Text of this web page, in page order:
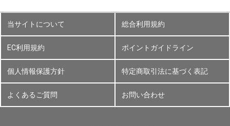
当サイトについて 総合利用規約
EC利用規約 ポイントガイドライン
個人情報保護方針 特定商取引法に基づく表記
よくあるご質問 お問い合わせ